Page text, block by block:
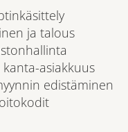
ja talous
asiakkuus
edistäminen